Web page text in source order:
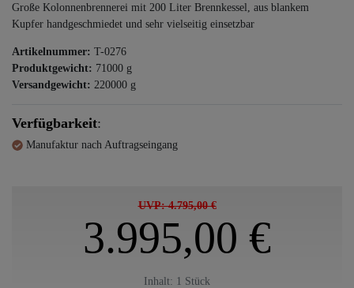
Große Kolonnenbrennerei mit 200 Liter Brennkessel, aus blankem
Kupfer handgeschmiedet und sehr vielseitig einsetzbar
Artikelnummer: T-0276
Produktgewicht: 71000 g
Versandgewicht: 220000 g
Verfügbarkeit:
Manufaktur nach Auftragseingang
UVP: 4.795,00 €
3.995,00 €
Inhalt: 1 Stück